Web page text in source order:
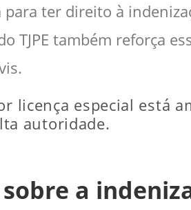
ter direito à
TJPE também reforça
licença especial está
autoridade.
a